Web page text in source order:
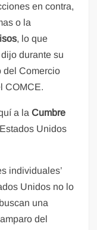
en contra,
o la
, lo que
dijo durante su
del Comercio
COMCE.
a laCumbre
Unidos
individuales’
Unidos no lo
una
del